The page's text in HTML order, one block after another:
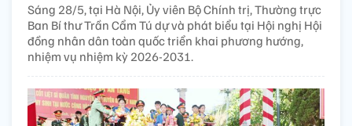
Sáng 28/5, tại Hà Nội, Ủy viên Bộ Chính trị, Thường trực
Ban Bí thư Trần Cẩm Tú dự và phát biểu tại Hội nghị Hội
đồng nhân dân toàn quốc triển khai phương hướng,
nhiệm vụ nhiệm kỳ 2026-2031.